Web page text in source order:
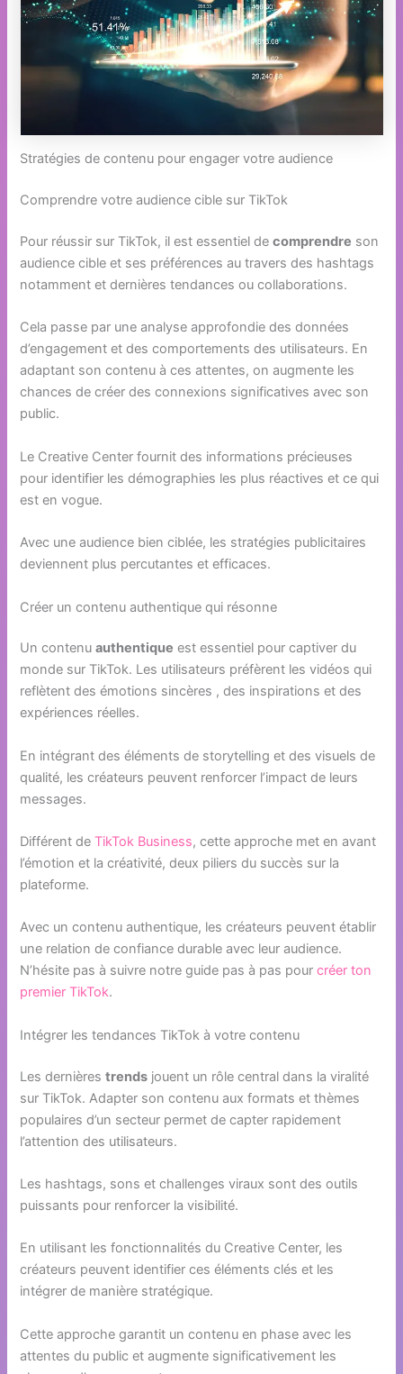
Stratégies de contenu pour engager votre audience
Comprendre votre audience cible sur TikTok
Pour réussir sur TikTok, il est essentiel decomprendre son
audience cible et ses préférences au travers des hashtags
notamment et dernières tendances ou collaborations.
Cela passe par une analyse approfondie des données
d’engagement et des comportements des utilisateurs. En
adaptant son contenu à ces attentes, on augmente les
chances de créer des connexions significatives avec son
public.
Le Creative Center fournit des informations précieuses
pour identifier les démographies les plus réactives et ce qui
est en vogue.
Avec une audience bien ciblée, les stratégies publicitaires
deviennent plus percutantes et efficaces.
Créer un contenu authentique qui résonne
Un contenuauthentique est essentiel pour captiver du
monde sur TikTok. Les utilisateurs préfèrent les vidéos qui
reflètent des émotions sincères , des inspirations et des
expériences réelles.
En intégrant des éléments de storytelling et des visuels de
qualité, les créateurs peuvent renforcer l’impact de leurs
messages.
Différent deTikTok Business, cette approche met en avant
l’émotion et la créativité, deux piliers du succès sur la
plateforme.
Avec un contenu authentique, les créateurs peuvent établir
une relation de confiance durable avec leur audience.
N’hésite pas à suivre notre guide pas à pas pourcréer ton
premier TikTok.
Intégrer les tendances TikTok à votre contenu
Les dernièrestrends jouent un rôle central dans la viralité
sur TikTok. Adapter son contenu aux formats et thèmes
populaires d’un secteur permet de capter rapidement
l’attention des utilisateurs.
Les hashtags, sons et challenges viraux sont des outils
puissants pour renforcer la visibilité.
En utilisant les fonctionnalités du Creative Center, les
créateurs peuvent identifier ces éléments clés et les
intégrer de manière stratégique.
Cette approche garantit un contenu en phase avec les
attentes du public et augmente significativement les